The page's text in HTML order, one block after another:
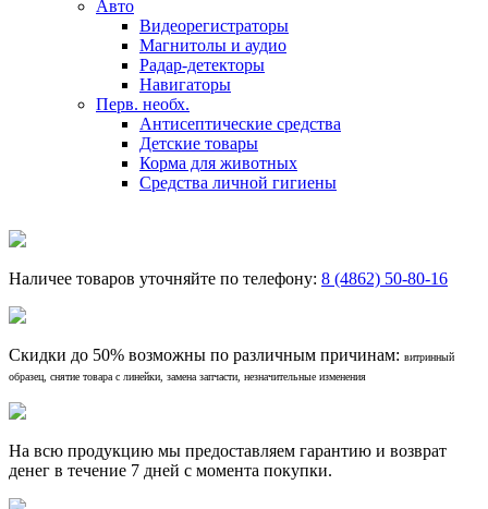
Авто
Видеорегистраторы
Магнитолы и аудио
Радар-детекторы
Навигаторы
Перв. необх.
Антисептические средства
Детские товары
Корма для животных
Средства личной гигиены
Наличее товаров уточняйте по телефону: 8 (4862) 50-80-16
Скидки до 50% возможны по различным причинам: витринный
образец, снятие товара с линейки, замена запчасти, незначительные изменения
На всю продукцию мы предоставляем гарантию и возврат
денег в течение 7 дней с момента покупки.